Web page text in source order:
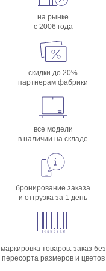
на рынке
с 2006 года
скидки до 20%
партнерам фабрики
все модели
в наличии на складе
бронирование заказа
и отгрузка за 1 день
маркировка товаров. заказ без
пересорта размеров и цветов